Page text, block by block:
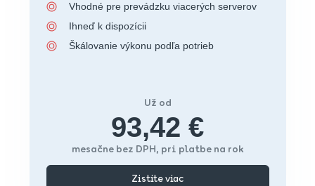
Vhodné pre prevádzku viacerých serverov
Ihneď k dispozícii
Škálovanie výkonu podľa potrieb
Už od
93,42 €
mesačne bez DPH, pri platbe na rok
Zistite viac